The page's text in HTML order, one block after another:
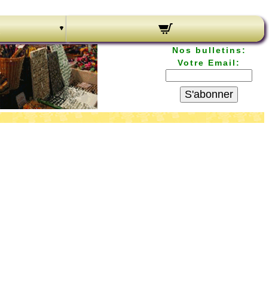
Nos bulletins:
Votre Email:
S'abonner